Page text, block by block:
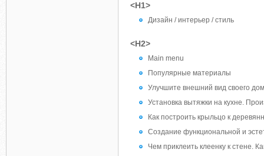
<H1>
Дизайн / интерьер / стиль
<H2>
Main menu
Популярные материалы
Улучшите внешний вид своего
Установка вытяжки на кухне.
Как построить крыльцо к
Создание функциональной и
Чем приклеить клеенку к стене.